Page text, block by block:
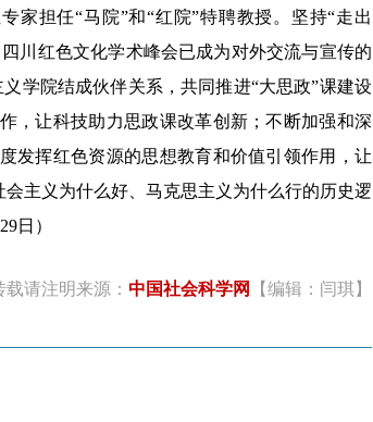
家担任“马院”和“红院”特聘教授。坚持“走出
川红色文化学术峰会已成为对外交流与宣传的
学院结成伙伴关系，共同推进“大思政”课建设
，让科技助力思政课改革创新；不断加强和深
发挥红色资源的思想教育和价值引领作用，让
主义为什么好、马克思主义为什么行的历史逻
日）
载请注明来源： 中国社会科学网 【编辑：闫琪】